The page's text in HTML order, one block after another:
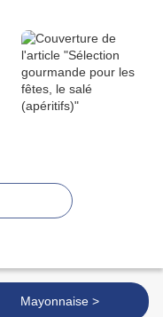
Mayonnaise >